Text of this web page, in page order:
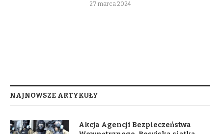
27 marca 2024
NAJNOWSZE ARTYKUŁY
Akcja Agencji Bezpieczeństwa